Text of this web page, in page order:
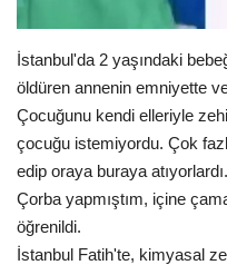
Galeriler
Yaşam
Künye
Sağlık
İstanbul'da 2 yaşındaki
öldüren annenin emniyette
Çocuğunu kendi elleriyle
çocuğu istemiyordu. Çok
edip oraya buraya
Çorba yapmıştım, içine
öğrenildi.
İstanbul Fatih'te, kimyasal